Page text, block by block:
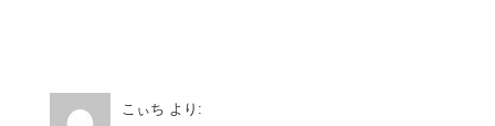
こぃち より: